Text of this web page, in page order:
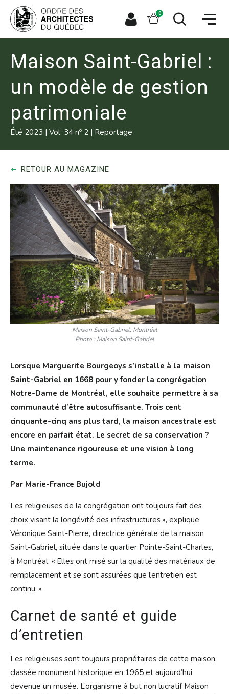
directement
recherche
directement
contenu
principal
Panier
0
membre
le
de
recherche
la
site
Maison Saint-Gabriel :
un modèle de gestion
patrimoniale
Été 2023 | Vol. 34 no 2 | Reportage
RETOUR AU MAGAZINE
Maison Saint-Gabriel, Montréal
Photo : Maison Saint-Gabriel
Lorsque Marguerite Bourgeoys s’installe à la maison
Saint-Gabriel en 1668 pour y fonder la congrégation
Notre-Dame de Montréal, elle souhaite permettre à sa
communauté d’être autosuffisante. Trois cent
cinquante-cinq ans plus tard, la maison ancestrale est
encore en parfait état. Le secret de sa conservation ?
Une maintenance rigoureuse et une vision à long
terme.
Par Marie-France Bujold
Les religieuses de la congrégation ont toujours fait des
choix visant la longévité des infrastructures », explique
Véronique Saint-Pierre, directrice générale de la maison
Saint-Gabriel, située dans le quartier Pointe-Saint-Charles,
à Montréal. « Elles ont misé sur la qualité des matériaux de
remplacement et se sont assurées que l’entretien est
continu. »
Carnet de santé et guide
d’entretien
Les religieuses sont toujours propriétaires de cette maison,
classée monument historique en 1965 et aujourd’hui
devenue un musée. L’organisme à but non lucratif Maison